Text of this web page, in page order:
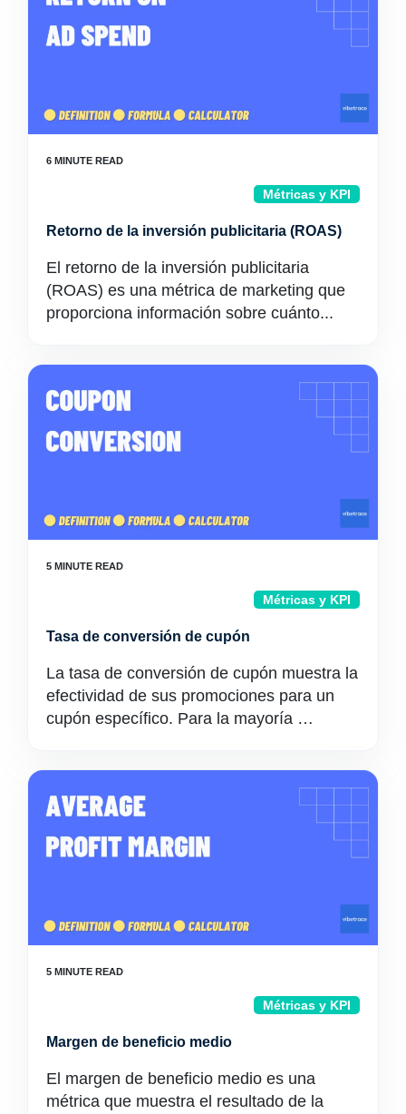
Métricas y KPI
Retorno de la inversión publicitaria (ROAS)
El retorno de la inversión publicitaria
(ROAS) es una métrica de marketing que
proporciona información sobre cuánto...
Métricas y KPI
Tasa de conversión de cupón
La tasa de conversión de cupón muestra la
efectividad de sus promociones para un
cupón específico. Para la mayoría …
Métricas y KPI
Margen de beneficio medio
El margen de beneficio medio es una
métrica que muestra el resultado de la